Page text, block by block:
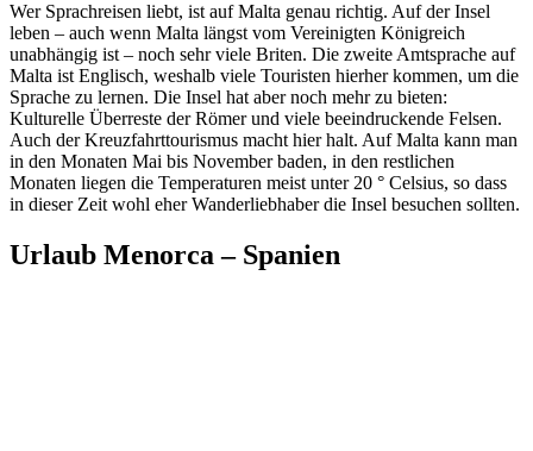
Wer Sprachreisen liebt, ist auf Malta genau richtig. Auf der Insel
leben – auch wenn Malta längst vom Vereinigten Königreich
unabhängig ist – noch sehr viele Briten. Die zweite Amtsprache auf
Malta ist Englisch, weshalb viele Touristen hierher kommen, um die
Sprache zu lernen. Die Insel hat aber noch mehr zu bieten:
Kulturelle Überreste der Römer und viele beeindruckende Felsen.
Auch der Kreuzfahrttourismus macht hier halt. Auf Malta kann man
in den Monaten Mai bis November baden, in den restlichen
Monaten liegen die Temperaturen meist unter 20 ° Celsius, so dass
in dieser Zeit wohl eher Wanderliebhaber die Insel besuchen sollten.
Urlaub Menorca – Spanien